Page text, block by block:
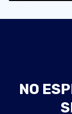
NO